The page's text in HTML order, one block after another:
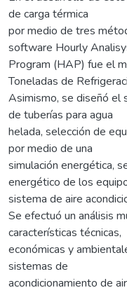
de carga térmica
por medio de tres
software Hourly
Program (HAP) fue el
Toneladas de
Asimismo, se diseñó el
de tuberías para agua
helada, selección de
por medio de una
simulación energética,
energético de los
sistema de aire
Se efectuó un análisis
características técnicas,
económicas y
sistemas de
acondicionamiento de